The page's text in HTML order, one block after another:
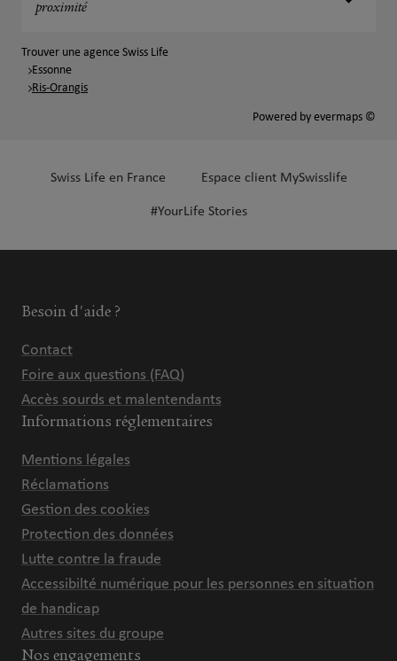
proximité
Trouver une agence Swiss Life
Essonne
Ris-Orangis
Powered by evermaps ©
Swiss Life en France Espace client MySwisslife
#YourLife Stories
Besoin d'aide ?
Contact
Foire aux questions (FAQ)
Accès sourds et malentendants
Informations réglementaires
Mentions légales
Réclamations
Gestion des cookies
Protection des données
Lutte contre la fraude
Accessibilté numérique pour les personnes en situation
de handicap
Autres sites du groupe
Nos engagements